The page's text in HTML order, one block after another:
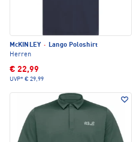
McKINLEY · Lango Poloshirt
Herren
€ 22,99
UVP* € 29,99